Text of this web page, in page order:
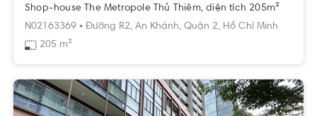
Shop-house The Metropole Thủ Thiêm, diện tích 205m²
N02163369 • Đường R2, An Khánh, Quận 2, Hồ Chí Minh
205 m²